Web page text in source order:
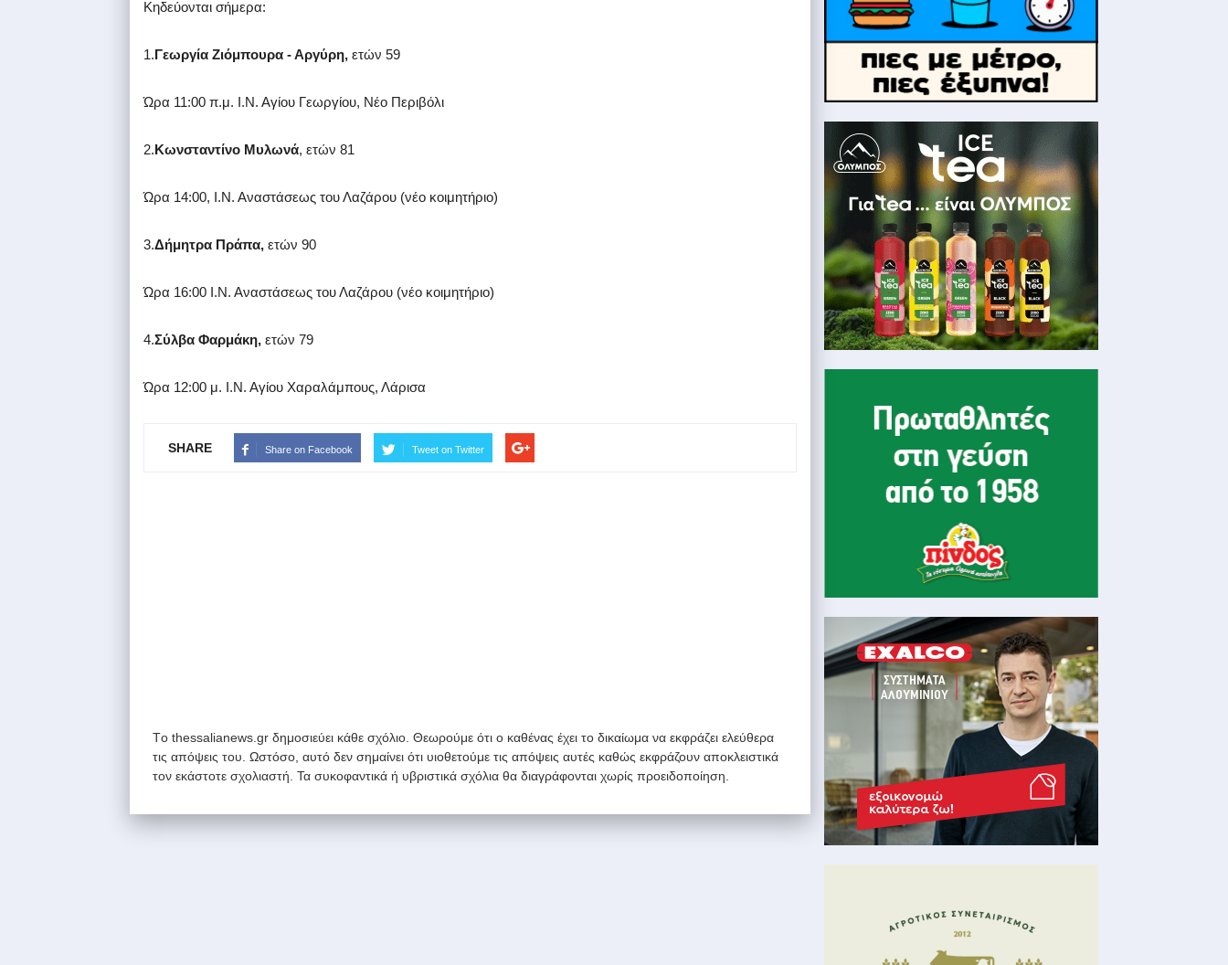
Κηδεύονται σήμερα:
1.Γεωργία Ζιόμπουρα - Αργύρη, ετών 59
Ώρα 11:00 π.μ. Ι.Ν. Αγίου Γεωργίου, Νέο Περιβόλι
2.Κωνσταντίνο Μυλωνά, ετών 81
Ώρα 14:00, Ι.Ν. Αναστάσεως του Λαζάρου (νέο κοιμητήριο)
3.Δήμητρα Πράπα, ετών 90
Ώρα 16:00 Ι.Ν. Αναστάσεως του Λαζάρου (νέο κοιμητήριο)
4.Σύλβα Φαρμάκη, ετών 79
Ώρα 12:00 μ. Ι.Ν. Αγίου Χαραλάμπους, Λάρισα
SHARE Share on Facebook Tweet on Twitter
Tο thessalianews.gr δημοσιεύει κάθε σχόλιο. Θεωρούμε ότι ο καθένας έχει το δικαίωμα να εκφράζει ελεύθερα
τις απόψεις του. Ωστόσο, αυτό δεν σημαίνει ότι υιοθετούμε τις απόψεις αυτές καθώς εκφράζουν αποκλειστικά
τον εκάστοτε σχολιαστή. Τα συκοφαντικά ή υβριστικά σχόλια θα διαγράφονται χωρίς προειδοποίηση.